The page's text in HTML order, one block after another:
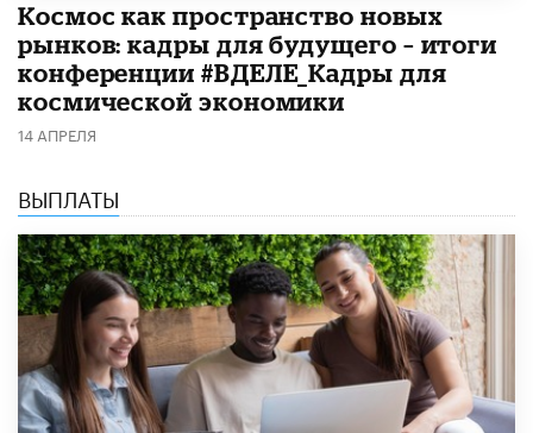
Космос как пространство новых
рынков: кадры для будущего – итоги
конференции #ВДЕЛЕ_Кадры для
космической экономики
14 АПРЕЛЯ
ВЫПЛАТЫ